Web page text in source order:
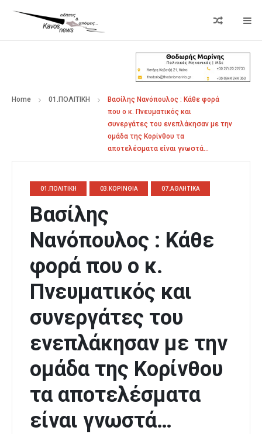
Home 01.ΠΟΛΙΤΙΚΗ
Βασίλης Νανόπουλος : Κάθε φορά
που ο κ. Πνευματικός και
συνεργάτες του ενεπλάκησαν με την
ομάδα της Κορίνθου τα
αποτελέσματα είναι γνωστά…
01.ΠΟΛΙΤΙΚΗ 03.ΚΟΡΙΝΘΙΑ 07.ΑΘΛΗΤΙΚΑ
Βασίλης
Νανόπουλος : Κάθε
φορά που ο κ.
Πνευματικός και
συνεργάτες του
ενεπλάκησαν με την
ομάδα της Κορίνθου
τα αποτελέσματα
είναι γνωστά…